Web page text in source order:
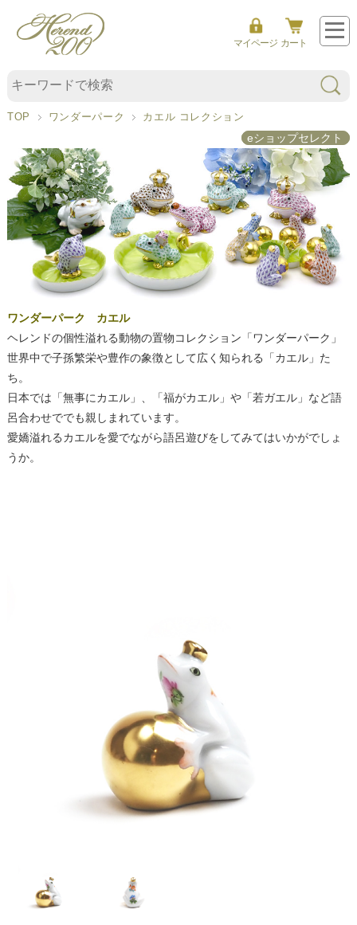
マイページ カート
TOP ワンダーパーク カエル コレクション
eショップセレクト
ン
ー
ー
ク
カ
エ
ワンダーパーク カエル
ヘレンドの個性溢れる動物の置物コレクション「ワンダーパーク」
世界中で子孫繁栄や豊作の象徴として広く知られる「カエル」た
ち。
日本では「無事にカエル」、「福がカエル」や「若ガエル」など語
呂合わせででも親しまれています。
愛嬌溢れるカエルを愛でながら語呂遊びをしてみてはいかがでしょ
うか。